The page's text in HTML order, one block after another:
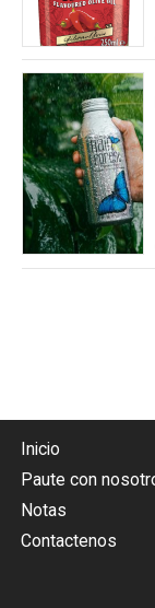
Inicio
Paute con
Notas
Contactenos